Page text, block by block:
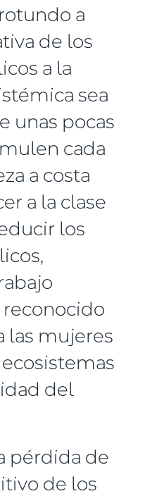
a
de los
a la
sea
unas pocas
cada
a costa
a la clase
los
las mujeres
del
pérdida de
de los